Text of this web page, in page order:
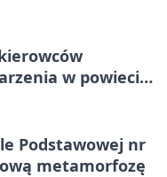
w powiecie
Podstawowej nr
metamorfozę